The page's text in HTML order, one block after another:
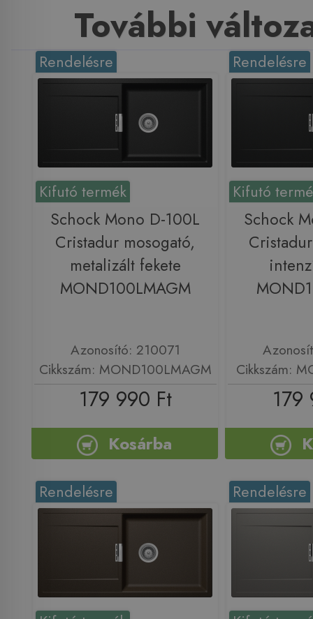
További
Kifutó termék
Rendelésre
Schock Mono D-100L
Cristadur mosogató,
metalizált fekete
MOND100LMAGM
Azonosító: 210071
Cikkszám: MOND100LMAGM
179 990 Ft
Kosárba
Kifutó
Rendelésre
Schock
Cikkszám:
179
Rendelésre Rendelésre